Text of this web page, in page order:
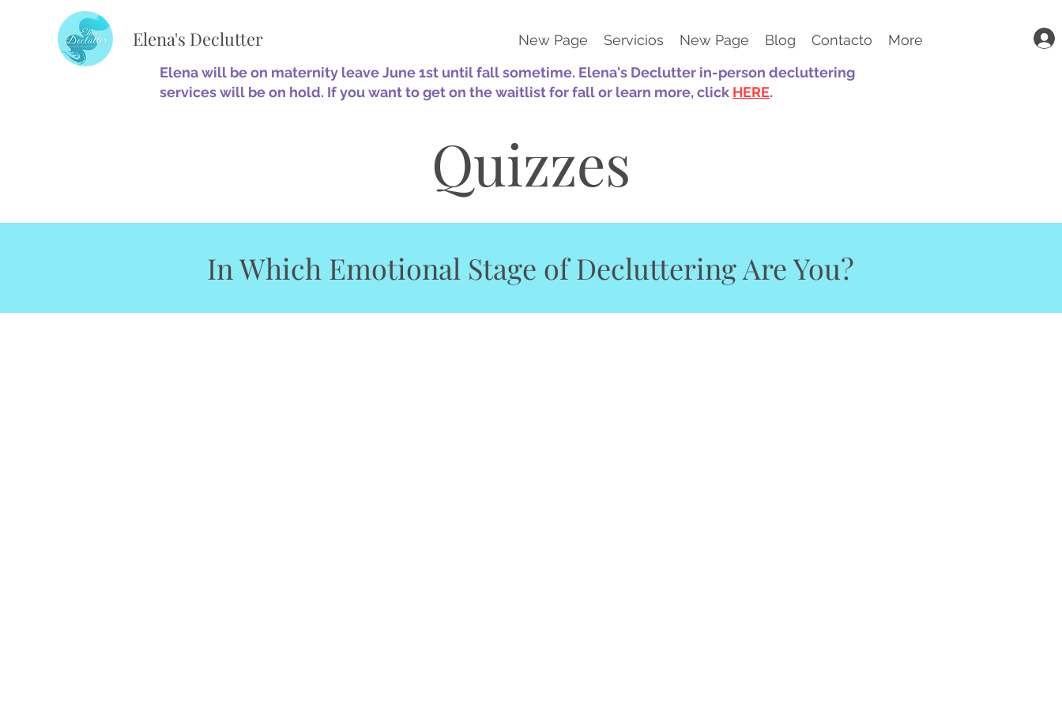
Elena's Declutter New Page Servicios New Page Blog Contacto
More
Elena will be on maternity leave June 1st until fall sometime. Elena's Declutter in-person decluttering
services will be on hold. If you want to get on the waitlist for fall or learn more, click HERE.
Quizzes
In Which Emotional Stage of Decluttering Are You?